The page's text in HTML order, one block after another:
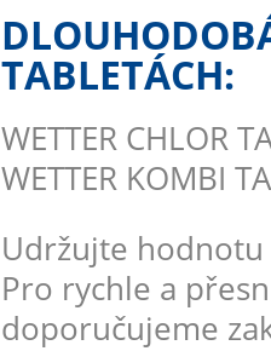
TABLETÁCH:
WETTER CHLOR
WETTER KOMBI
Udržujte
Pro rychle a
doporučujeme